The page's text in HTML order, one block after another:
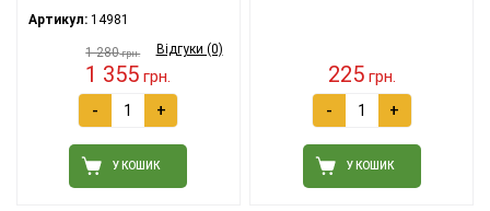
Артикул: 14981
Відгуки (0)
1 280грн.
1 355 грн.
- +
У КОШИК
225грн.
- +
У КОШИК